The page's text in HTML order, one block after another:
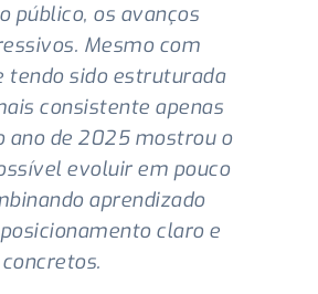
público, os avanços
Mesmo com
tendo sido estruturada
consistente apenas
ano de 2025 mostrou o
evoluir em pouco
aprendizado
claro e